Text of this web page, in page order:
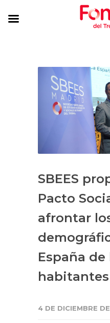
SBEES
Pacto
afrontar
España de
habitantes
4 DE DICIEMBRE